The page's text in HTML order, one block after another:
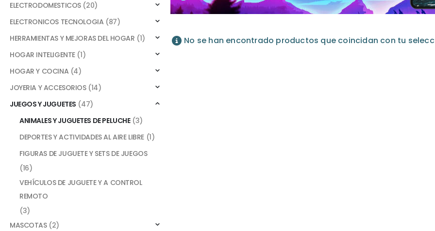
No se han encontrado productos que coincidan con tu
ELECTRODOMESTICOS (20)
ELECTRONICOS TECNOLOGIA (87)
HERRAMIENTAS Y MEJORAS DEL HOGAR (1)
HOGAR INTELIGENTE (1)
HOGAR Y COCINA (4)
JOYERIA Y ACCESORIOS (14)
JUEGOS Y JUGUETES (47)
ANIMALES Y JUGUETES DE PELUCHE (3)
DEPORTES Y ACTIVIDADES AL AIRE LIBRE (1)
FIGURAS DE JUGUETE Y SETS DE JUEGOS
(16)
VEHÍCULOS DE JUGUETE Y A CONTROL
REMOTO
(3)
MASCOTAS (2)